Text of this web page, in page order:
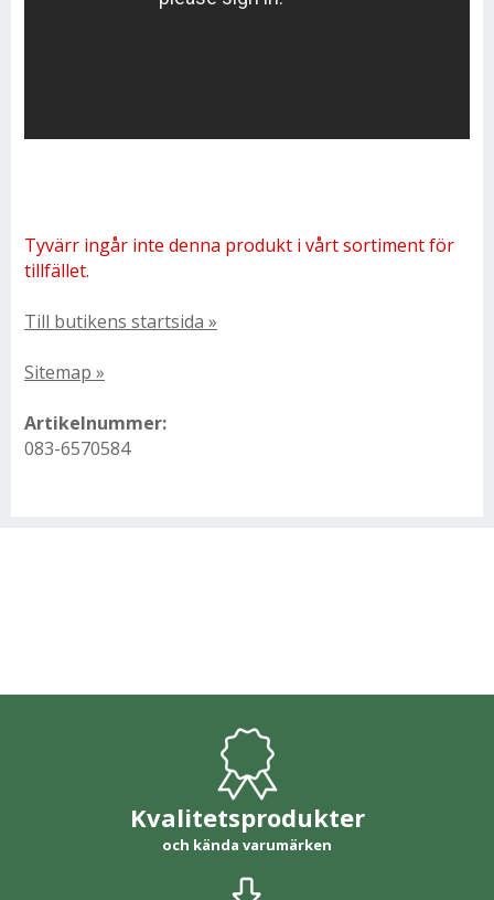
Tyvärr ingår inte denna produkt i vårt sortiment för
tillfället.
Till butikens startsida »
Sitemap »
Artikelnummer:
083-6570584
Kvalitetsprodukter
och kända varumärken